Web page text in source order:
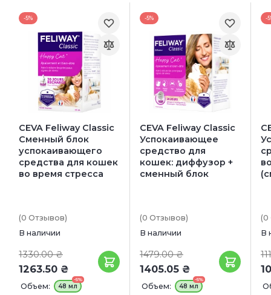
-5%
CEVA Feliway Classic
Сменный блок
успокаивающего
средства для кошек
во время стресса
(0 Отзывов)
В наличии
1330.00 ₴
1263.50 ₴
Объем:
-5%
48 мл
-5%
CEVA Feliway Classic
Успокаивающее
средство для
кошек: диффузор +
сменный блок
(0 Отзывов)
В наличии
1479.00 ₴
1405.05 ₴
Объем:
-5%
48 мл
-
(0
В